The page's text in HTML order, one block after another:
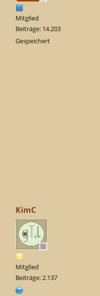
Mitglied
Beiträge: 14.203
Gespeichert
KimC
Mitglied
Beiträge: 2.137